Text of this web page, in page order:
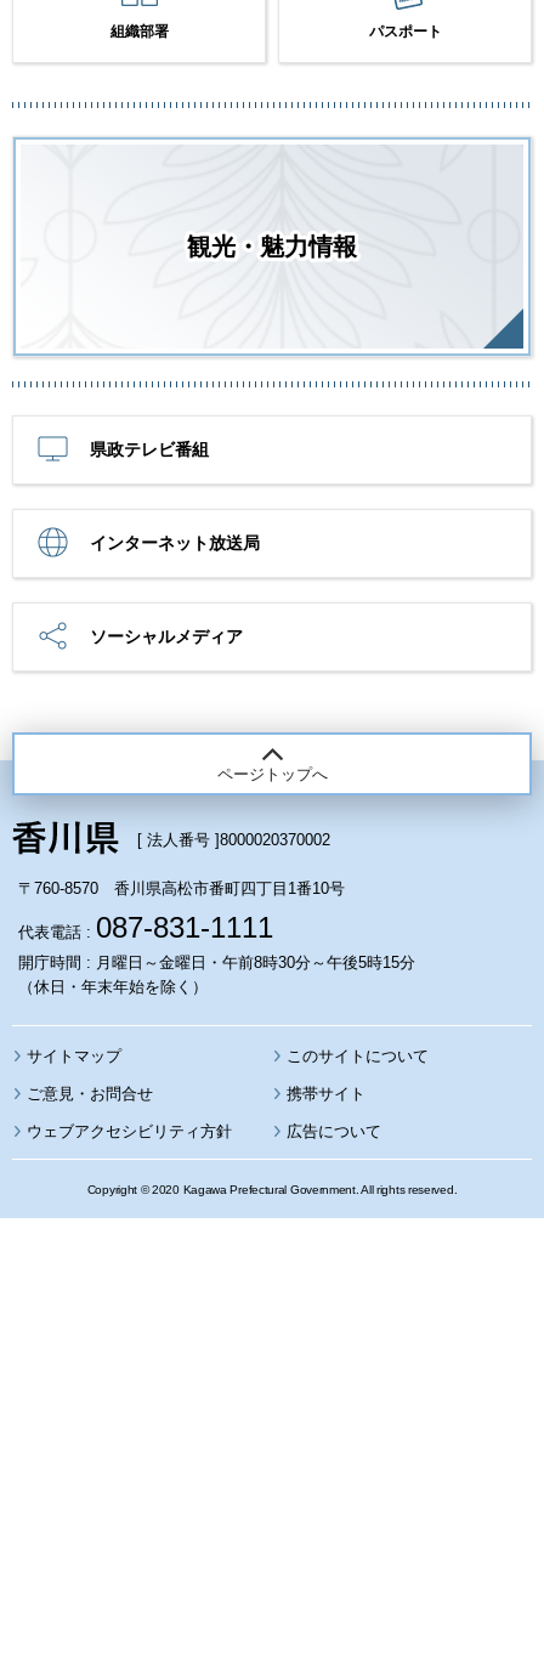
組織部署 パスポート
観光・魅力情報
県政テレビ番組
インターネット放送局
ソーシャルメディア
ページトップへ
[ 法人番号 ]8000020370002
〒760-8570 香川県高松市番町四丁目1番10号
代表電話 : 087-831-1111
開庁時間 : 月曜日～金曜日・午前8時30分～午後5時15分
（休日・年末年始を除く）
サイトマップ このサイトについて
携帯サイト
ウェブアクセシビリティ方針 広告について
Copyright © 2020 Kagawa Prefectural Government. All rights reserved.